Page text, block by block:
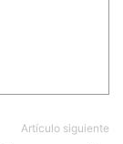
Artículo siguiente